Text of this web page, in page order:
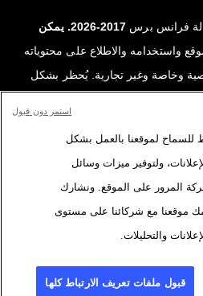
فرانس برس
2017-2026. يمكن
واستخدامه والاطلاع على محتوياته
وخاصة وغير تجارية. يُحظر بشكل
برس. المواد والروابط الواردة في
فرانس برس، مستخدمة فقط وبالقدر
التقارير. لم تحصل فرانس برس على أي
النشر لهذا المحتوى ولا تتحمّل أي
برس وشعارها علامتان تجاريتان
للسماح لموقعنا بالعمل بشكل
ولتوفير ميزات وسائل
المرور على الموقع. ونشارك
موقعنا مع شركائنا على مستوى
والتحليلات.
قبول ملفات تعريف الارتباط كلها
استمر دون قبول